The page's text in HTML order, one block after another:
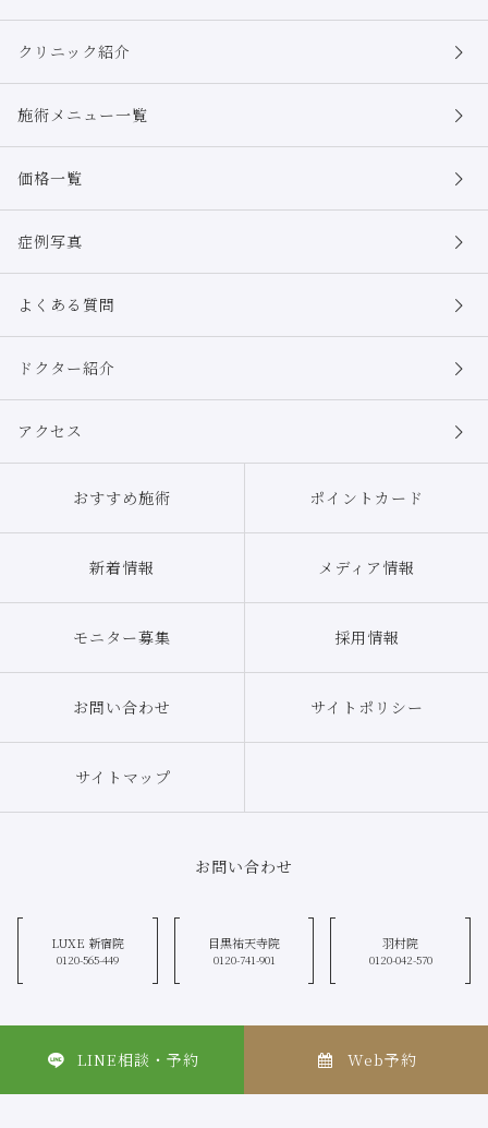
クリニック紹介
施術メニュー一覧
価格一覧
症例写真
よくある質問
ドクター紹介
アクセス
おすすめ施術 ポイントカード
新着情報 メディア情報
モニター募集 採用情報
お問い合わせ サイトポリシー
サイトマップ
LINE相談・予約 Web予約
お問い合わせ
LUXE 新宿院
0120-565-449
目黒祐天寺院
0120-741-901
羽村院
0120-042-570